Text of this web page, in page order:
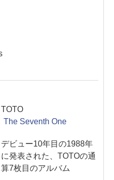
TOTO
The Seventh One
デビュー10年目の1988年
に発表された、TOTOの通
算7枚目のアルバム